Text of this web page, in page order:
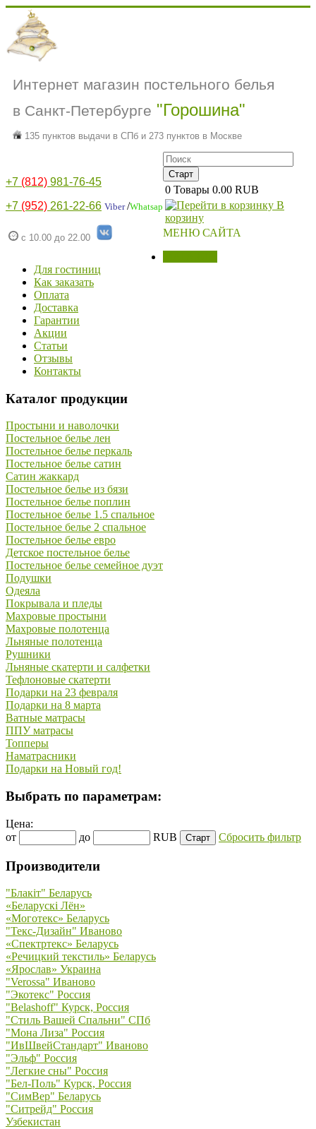
Интернет магазин постельного белья
в Санкт-Петербурге "Горошина"
135 пунктов выдачи в СПб и 273 пунктов в Москве
+7 (812) 981-76-45
+7 (952) 261-22-66 Viber/Whatsap
с 10.00 до 22.00
0 Товары 0.00 RUB
В
корзину
МЕНЮ САЙТА
Для гостиниц
Как заказать
Оплата
Доставка
Гарантии
Акции
Статьи
Отзывы
Контакты
Каталог продукции
Простыни и наволочки
Постельное белье лен
Постельное белье перкаль
Постельное белье сатин
Сатин жаккард
Постельное белье из бязи
Постельное белье поплин
Постельное белье 1.5 спальное
Постельное белье 2 спальное
Постельное белье евро
Детское постельное белье
Постельное белье семейное дуэт
Подушки
Одеяла
Покрывала и пледы
Махровые простыни
Махровые полотенца
Льняные полотенца
Рушники
Льняные скатерти и салфетки
Тефлоновые скатерти
Подарки на 23 февраля
Подарки на 8 марта
Ватные матрасы
ППУ матрасы
Топперы
Наматрасники
Подарки на Новый год!
Выбрать по параметрам:
Цена:
от
до RUB Сбросить фильтр
Производители
"Блакiт" Беларусь
«Беларускi Лён»
«Моготекс» Беларусь
"Текс-Дизайн" Иваново
«Спектртекс» Беларусь
«Речицкий текстиль» Беларусь
«Ярослав» Украина
"Verossa" Иваново
"Экотекс" Россия
"Belashoff" Курск, Россия
"Стиль Вашей Спальни" СПб
"Мона Лиза" Россия
"ИвШвейСтандарт" Иваново
"Эльф" Россия
"Легкие сны" Россия
"Бел-Поль" Курск, Россия
"СимВер" Беларусь
"Ситрейд" Россия
Узбекистан